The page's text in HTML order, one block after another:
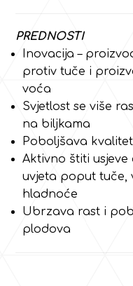
PREDNOSTI
Inovacija –
protiv tuče i
voća
Svjetlost se više
na biljkama
Poboljšava
Aktivno štiti
uvjeta poput tuče,
hladnoće
Ubrzava rast i
plodova